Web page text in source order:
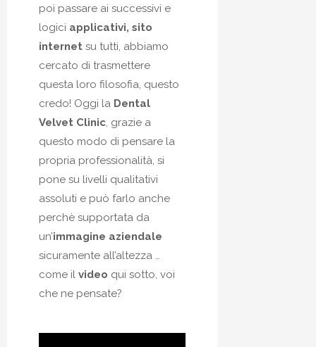
poi passare ai successivi e
logici applicativi, sito
internetsu tutti, abbiamo
cercato di trasmettere
questa loro filosofia, questo
credo! Oggi la Dental
Velvet Clinic, grazie a
questo modo di pensare la
propria professionalità, si
pone su livelli qualitativi
assoluti e può farlo anche
perchè supportata da
un’immagine aziendale
sicuramente all’altezza …
come il video qui sotto, voi
che ne pensate?